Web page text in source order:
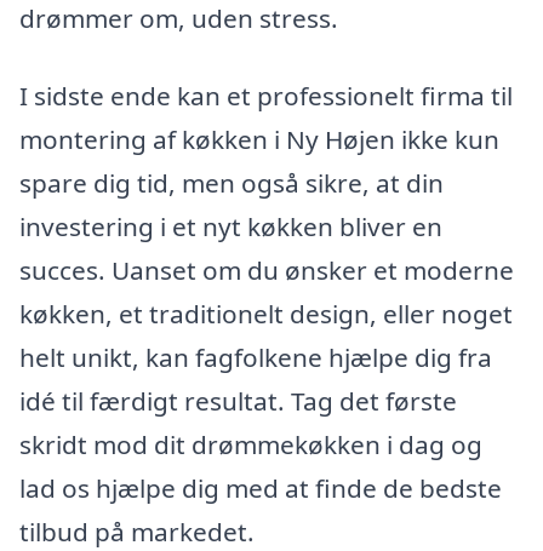
drømmer om, uden stress.
I sidste ende kan et professionelt firma til
montering af køkken i Ny Højen ikke kun
spare dig tid, men også sikre, at din
investering i et nyt køkken bliver en
succes. Uanset om du ønsker et moderne
køkken, et traditionelt design, eller noget
helt unikt, kan fagfolkene hjælpe dig fra
idé til færdigt resultat. Tag det første
skridt mod dit drømmekøkken i dag og
lad os hjælpe dig med at finde de bedste
tilbud på markedet.